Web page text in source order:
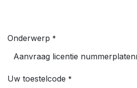
Onderwerp *
Uw toestelcode *